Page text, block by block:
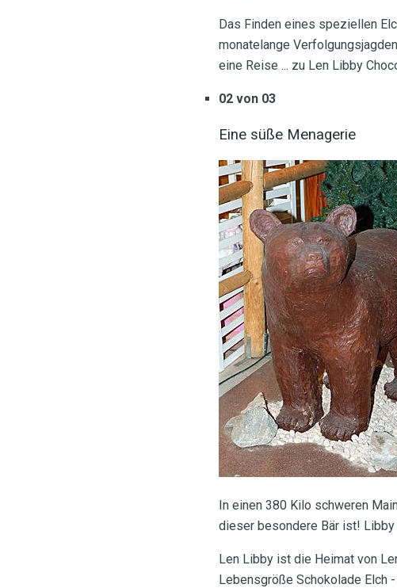
Das Finden eines speziellen
monatelange
eine Reise ... zu Len Libby
02 von 03
Eine süße Menagerie
In einen 380 Kilo schweren
dieser besondere Bär ist!
Len Libby ist die Heimat von
Lebensgröße Schokolade Elch